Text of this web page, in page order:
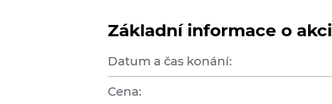
Základní informace o akci
Datum a čas konání:
Cena: